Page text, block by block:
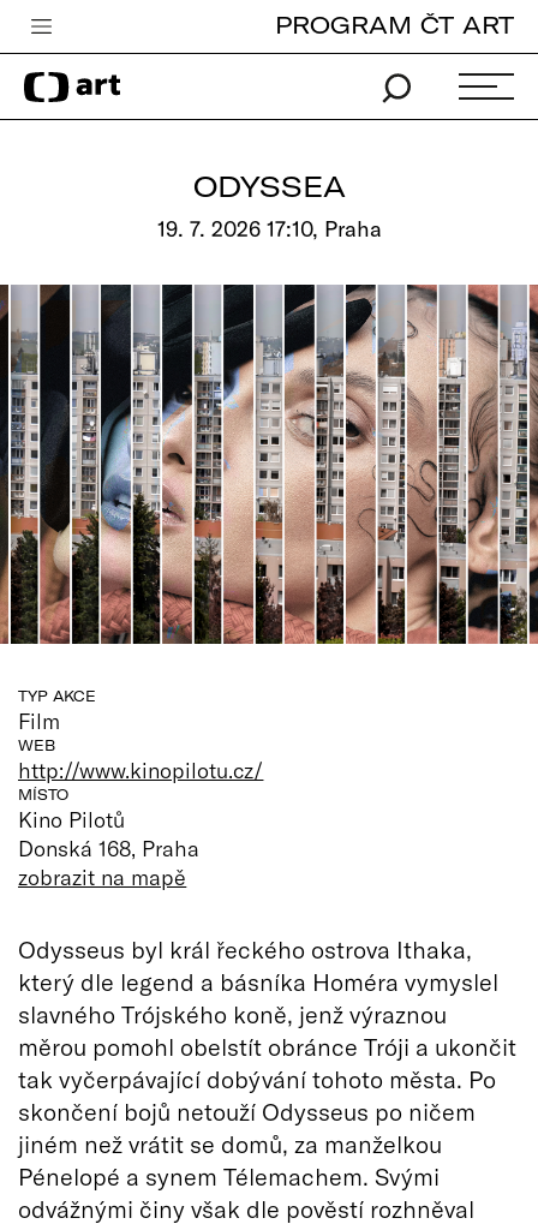
Česká televize
Zpravodajství
Pro děti
edu
Vše o ČT
PROGRAM ČT ART
ODYSSEA
19. 7. 2026 17:10, Praha
TYP AKCE
Film
WEB
http://www.kinopilotu.cz/
MÍSTO
Kino Pilotů
Donská 168, Praha
zobrazit na mapě
Odysseus byl král řeckého ostrova Ithaka,
který dle legend a básníka Homéra vymyslel
slavného Trójského koně, jenž výraznou
měrou pomohl obelstít obránce Tróji a ukončit
tak vyčerpávající dobývání tohoto města. Po
skončení bojů netouží Odysseus po ničem
jiném než vrátit se domů, za manželkou
Pénelopé a synem Télemachem. Svými
odvážnými činy však dle pověstí rozhněval